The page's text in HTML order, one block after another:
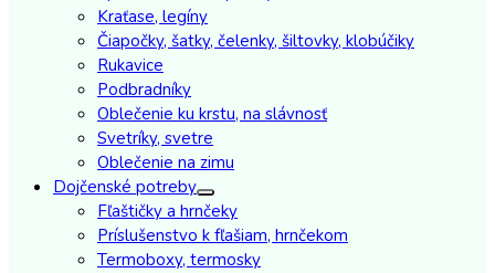
Kraťase, legíny
Čiapočky, šatky, čelenky, šiltovky, klobúčiky
Rukavice
Podbradníky
Oblečenie ku krstu, na slávnosť
Svetríky, svetre
Oblečenie na zimu
Dojčenské potreby
Fľaštičky a hrnčeky
Príslušenstvo k fľašiam, hrnčekom
Termoboxy, termosky